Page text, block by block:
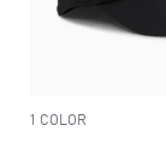
1 COLOR